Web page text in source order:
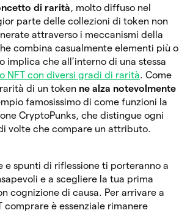
di rarità, molto diffuso nel
parte delle collezioni di token non
attraverso i meccanismi della
combina casualmente elementi più o
implica che all’interno di una stessa
NFT con diversi gradi di rarità. Come
di un token ne alza notevolmente
famosissimo di come funzioni la
CryptoPunks, che distingue ogni
volte che compare un attributo.
e spunti di riflessione ti porteranno a
e a scegliere la tua prima
cognizione di causa. Per arrivare a
comprare è essenziale rimanere